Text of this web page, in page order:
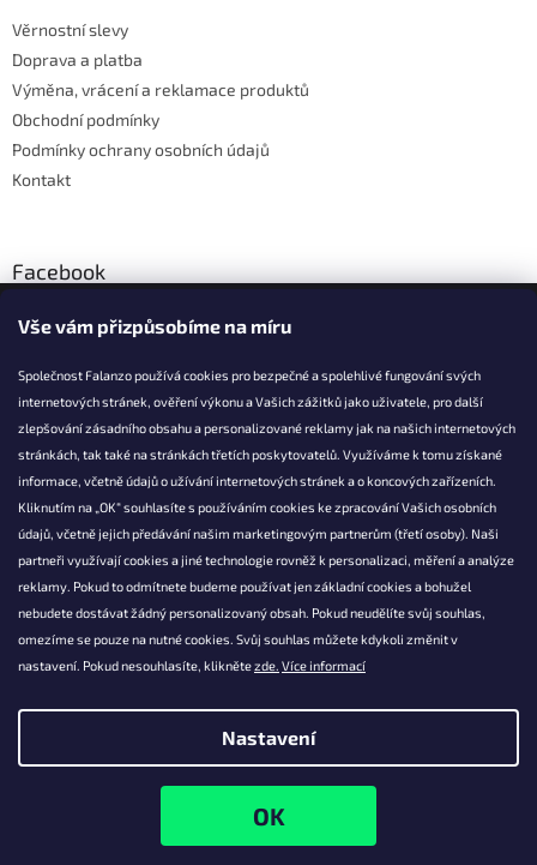
Vše vám přizpůsobíme na míru
Společnost Falanzo používá cookies pro bezpečné a spolehlivé fungování svých
internetových stránek, ověření výkonu a Vašich zážitků jako uživatele, pro další
zlepšování zásadního obsahu a personalizované reklamy jak na našich internetových
stránkách, tak také na stránkách třetích poskytovatelů. Využíváme k tomu získané
informace, včetně údajů o užívání internetových stránek a o koncových zařízeních.
Kliknutím na „OK“ souhlasíte s používáním cookies ke zpracování Vašich osobních
údajů, včetně jejich předávání našim marketingovým partnerům (třetí osoby). Naši
partneři využívají cookies a jiné technologie rovněž k personalizaci, měření a analýze
reklamy. Pokud to odmítnete budeme používat jen základní cookies a bohužel
nebudete dostávat žádný personalizovaný obsah. Pokud neudělíte svůj souhlas,
omezíme se pouze na nutné cookies. Svůj souhlas můžete kdykoli změnit v
nastavení. Pokud nesouhlasíte, kliknětezde. Více informací
Nastavení
Věrnostní slevy
Doprava a platba
Výměna, vrácení a reklamace produktů
Obchodní podmínky
Podmínky ochrany osobních údajů
Kontakt
Facebook
KONTAKT
info@falanzo.cz
Falanzo.cz
FalanzoCZ
Falanzo.cz. Všechna práva vyhrazena.